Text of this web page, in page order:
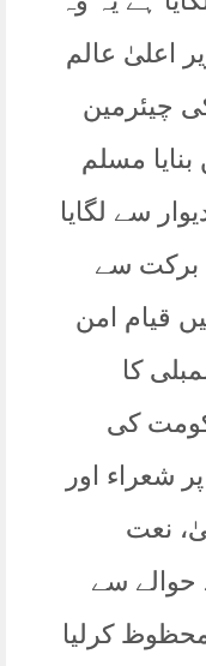
اعلیٰ عالم
چیئرمین
مسلم
سے لگایا
برکت سے
قیام امن
کا
کی
شعراء اور
نعت
سے
کرلیا